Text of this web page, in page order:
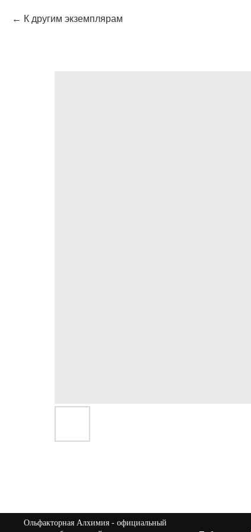
К другим экземплярам
Ольфакторная Алхимия - официальный